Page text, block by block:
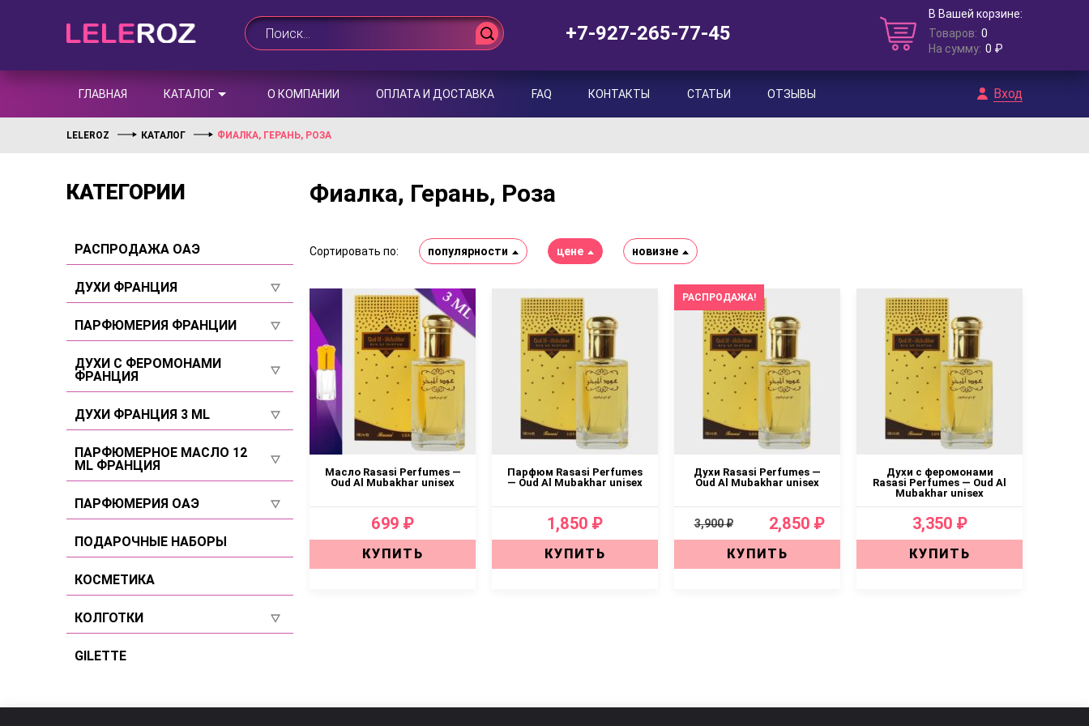
+7-927-265-77-45
В Вашей корзине:
Товаров: 0
На сумму: 0 ₽
ГЛАВНАЯ КАТАЛОГ О КОМПАНИИ ОПЛАТА И ДОСТАВКА FAQ КОНТАКТЫ СТАТЬИ ОТЗЫВЫ Вход
LELEROZ КАТАЛОГ ФИАЛКА, ГЕРАНЬ, РОЗА
КАТЕГОРИИ
РАСПРОДАЖА ОАЭ
ДУХИ ФРАНЦИЯ
Для женщин
Селективы
ПАРФЮМЕРИЯ ФРАНЦИИ
Для женщин
Для мужчин
Селективы
ДУХИ С ФЕРОМОНАМИ
ФРАНЦИЯ
Селективы
Для мужчин
ДУХИ ФРАНЦИЯ 3 ML
Для женщин
Для мужчин
Селективы
ПАРФЮМЕРНОЕ МАСЛО 12
ML ФРАНЦИЯ
Для женщин
Селективы
ПАРФЮМЕРИЯ ОАЭ
Для женщин
ПОДАРОЧНЫЕ НАБОРЫ
КОСМЕТИКА
КОЛГОТКИ
Размер 2
Размер 4
GILETTE
Фиалка, Герань, Роза
Сортировать по: популярности цене новизне
Масло Rasasi Perfumes —
Oud Al Mubakhar unisex
699 ₽
КУПИТЬ
Парфюм Rasasi Perfumes
— Oud Al Mubakhar unisex
1,850 ₽
КУПИТЬ
РАСПРОДАЖА!
Духи Rasasi Perfumes —
Oud Al Mubakhar unisex
3,900 ₽ 2,850 ₽
КУПИТЬ
Духи с феромонами
Rasasi Perfumes — Oud Al
Mubakhar unisex
3,350 ₽
КУПИТЬ